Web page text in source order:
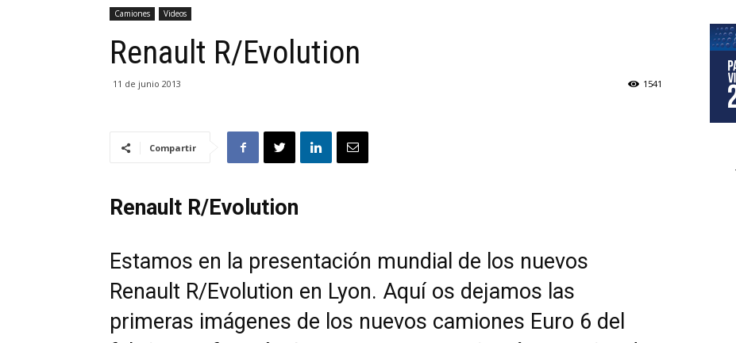
Camiones Videos
Renault R/Evolution
11 de junio 2013 1541
Compartir
Renault R/Evolution
Estamos en la presentación mundial de los nuevos
Renault R/Evolution en Lyon. Aquí os dejamos las
primeras imágenes de los nuevos camiones Euro 6 del